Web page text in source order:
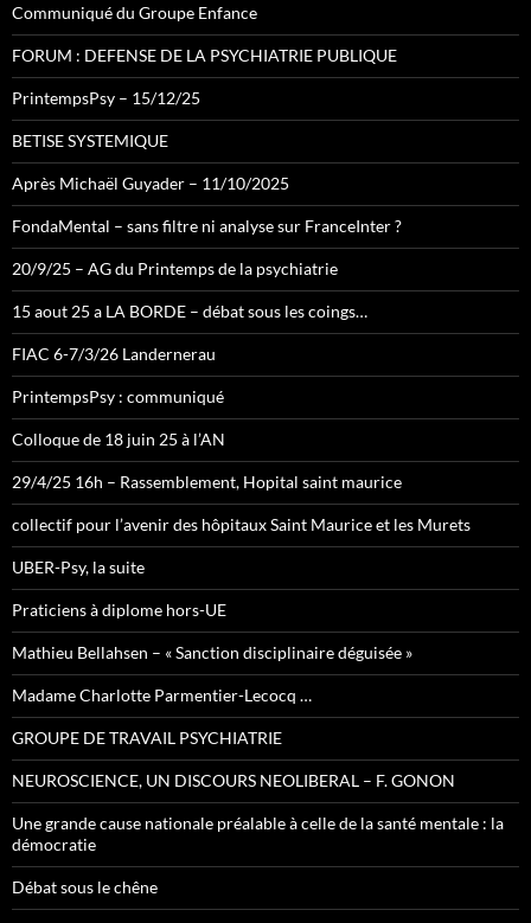
Communiqué du Groupe Enfance
FORUM : DEFENSE DE LA PSYCHIATRIE PUBLIQUE
PrintempsPsy – 15/12/25
BETISE SYSTEMIQUE
Après Michaël Guyader – 11/10/2025
FondaMental – sans filtre ni analyse sur FranceInter ?
20/9/25 – AG du Printemps de la psychiatrie
15 aout 25 a LA BORDE – débat sous les coings…
FIAC 6-7/3/26 Landernerau
PrintempsPsy : communiqué
Colloque de 18 juin 25 à l’AN
29/4/25 16h – Rassemblement, Hopital saint maurice
collectif pour l’avenir des hôpitaux Saint Maurice et les Murets
UBER-Psy, la suite
Praticiens à diplome hors-UE
Mathieu Bellahsen – « Sanction disciplinaire déguisée »
Madame Charlotte Parmentier-Lecocq …
GROUPE DE TRAVAIL PSYCHIATRIE
NEUROSCIENCE, UN DISCOURS NEOLIBERAL – F. GONON
Une grande cause nationale préalable à celle de la santé mentale : la
démocratie
Débat sous le chêne